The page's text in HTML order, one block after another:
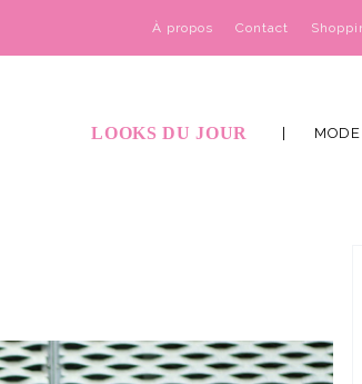
À propos Contact
LOOKS DU JOUR MODE